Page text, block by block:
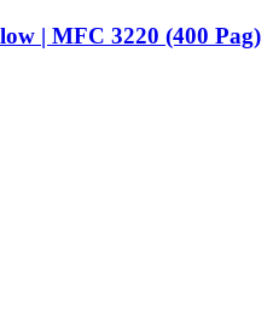
| MFC 3220 (400 Pag)